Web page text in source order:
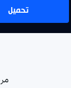
تحميل